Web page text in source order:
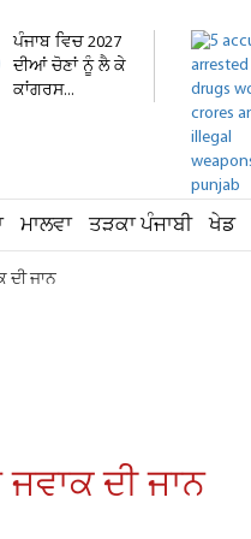
ਪੰਜਾਬ ਵਿਚ 2027
ਦੀਆਂ ਚੋਣਾਂ ਨੂੰ ਲੈ ਕੇ
ਕਾਂਗਰਸ...
ਮਾਲਵਾ ਤੜਕਾ ਪੰਜਾਬੀ ਖੇਡ
ਦੀ ਜਾਨ
ਦੀ ਜਾਨ